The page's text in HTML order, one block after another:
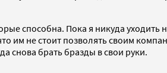
способна. Пока я никуда уходить
им не стоит позволять своим
снова брать бразды в свои руки.